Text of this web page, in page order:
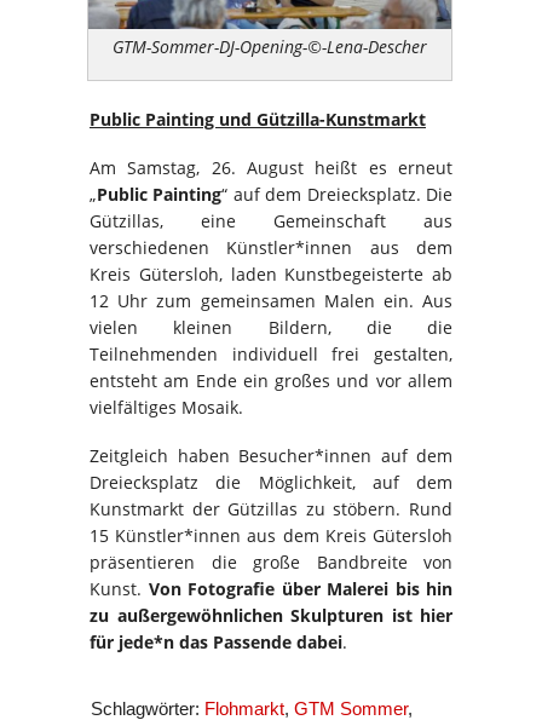
GTM-Sommer-DJ-Opening-©-Lena-Descher
Public Painting und Gützilla-Kunstmarkt
Am Samstag, 26. August heißt es erneut
„Public Painting“ auf dem Dreiecksplatz. Die
Gützillas, eine Gemeinschaft aus
verschiedenen Künstler*innen aus dem
Kreis Gütersloh, laden Kunstbegeisterte ab
12 Uhr zum gemeinsamen Malen ein. Aus
vielen kleinen Bildern, die die
Teilnehmenden individuell frei gestalten,
entsteht am Ende ein großes und vor allem
vielfältiges Mosaik.
Zeitgleich haben Besucher*innen auf dem
Dreiecksplatz die Möglichkeit, auf dem
Kunstmarkt der Gützillas zu stöbern. Rund
15 Künstler*innen aus dem Kreis Gütersloh
präsentieren die große Bandbreite von
Kunst. Von Fotografie über Malerei bis hin
zu außergewöhnlichen Skulpturen ist hier
für jede*n das Passende dabei.
Schlagwörter: Flohmarkt, GTM Sommer,